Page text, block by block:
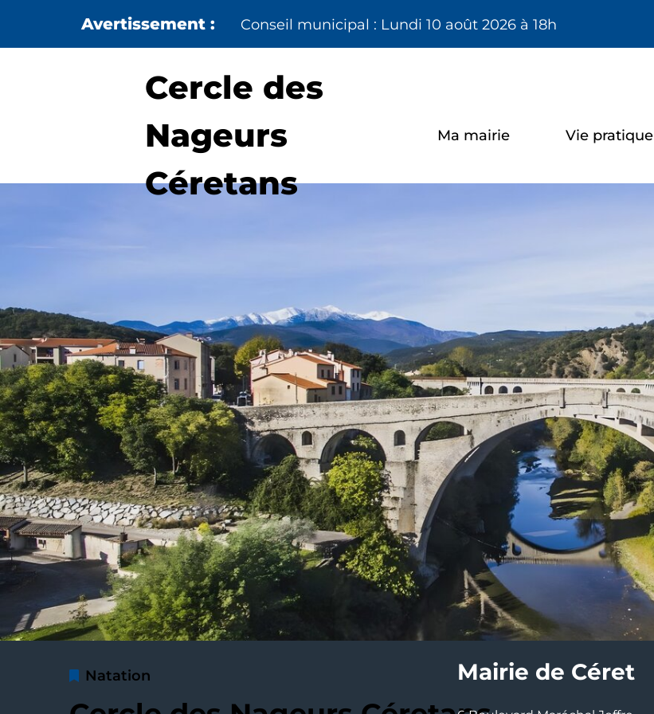
Conseil municipal : Lundi 10 août 2026 à 18h
Cercle des
Nageurs
Céretans
Ma mairie Vie pratique
Natation Mairie de Céret